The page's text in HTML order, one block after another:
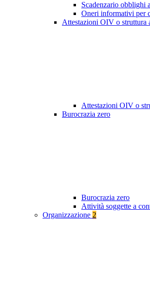
Scadenzario obblighi
Oneri informativi per
Attestazioni OIV o struttura
Attestazioni OIV o
Burocrazia zero
Burocrazia zero
Attività soggette a
Organizzazione 2